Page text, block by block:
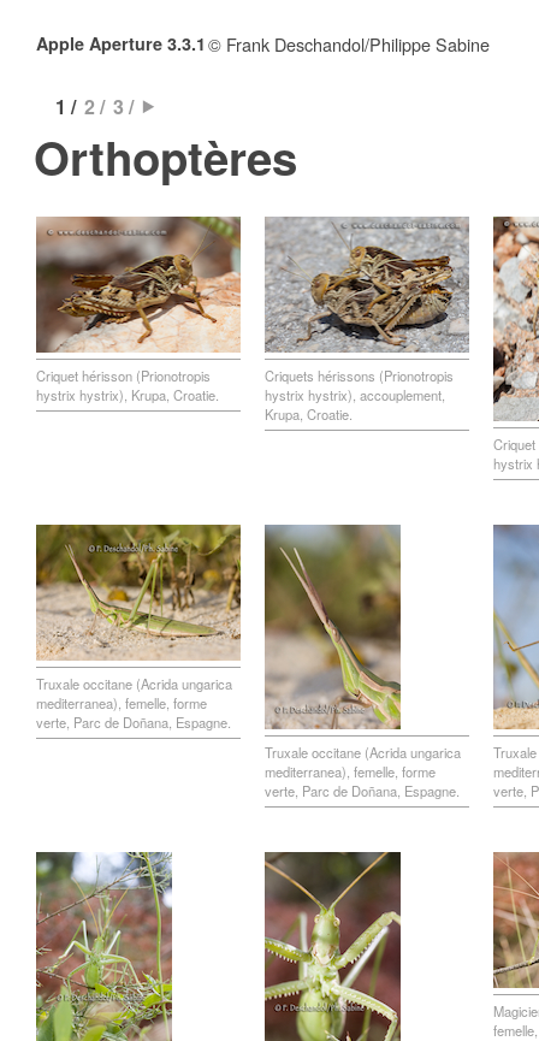
Apple Aperture 3.3.1 © Frank Deschandol/Philippe Sabine
1 / 2 / 3 /
Orthoptères
Criquet hérisson (Prionotropis
hystrix hystrix), Krupa, Croatie.
Criquets hérissons (Prionotropis
hystrix hystrix), accouplement,
Krupa, Croatie.
hystrix
Truxale occitane (Acrida ungarica
mediterranea), femelle, forme
verte, Parc de Doñana, Espagne.
Truxale occitane (Acrida ungarica
mediterranea), femelle, forme
verte, Parc de Doñana, Espagne.
verte,